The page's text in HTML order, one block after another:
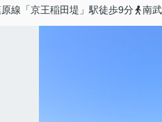
線「京王稲田堤」駅徒歩9分
南